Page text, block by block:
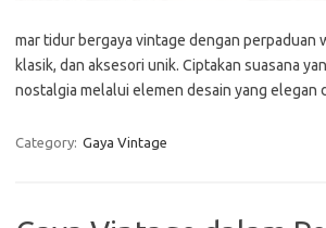
mar tidur bergaya vintage dengan perpaduan
klasik, dan aksesori unik. Ciptakan suasana
nostalgia melalui elemen desain yang elegan
Category: Gaya Vintage